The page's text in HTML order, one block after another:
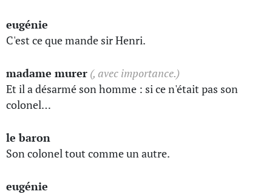
eugénie
C'est ce que mande sir Henri.
madame murer (, avec importance.)
Et il a désarmé son homme : si ce n'était pas son
colonel…
le baron
Son colonel tout comme un autre.
eugénie